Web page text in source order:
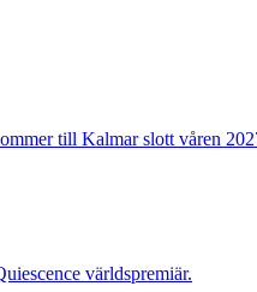
världspremiär.